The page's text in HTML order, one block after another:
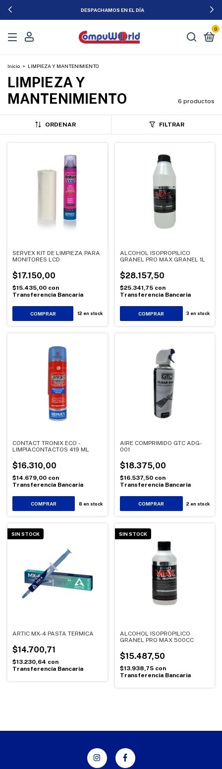
DESPACHAMOS EN EL DÍA
0
Inicio > LIMPIEZA Y MANTENIMIENTO
LIMPIEZA Y
MANTENIMIENTO
6 productos
ORDENAR FILTRAR
SERVEX KIT DE LIMPIEZA PARA
MONITORES LCD
$17.150,00
$15.435,00 con
Transferencia Bancaria
12 en stock
ALCOHOL ISOPROPILICO
GRANEL PRO MAX GRANEL 1L
$28.157,50
$25.341,75 con
Transferencia Bancaria
3 en stock
CONTACT TRONIX ECO -
LIMPIACONTACTOS 419 ML
$16.310,00
$14.679,00 con
Transferencia Bancaria
8 en stock
AIRE COMPRIMIDO GTC ADG-
001
$18.375,00
$16.537,50 con
Transferencia Bancaria
2 en stock
SIN STOCK
ARTIC MX-4 PASTA TERMICA
$14.700,71
$13.230,64 con
Transferencia Bancaria
SIN STOCK
ALCOHOL ISOPROPILICO
GRANEL PRO MAX 500CC
$15.487,50
$13.938,75 con
Transferencia Bancaria